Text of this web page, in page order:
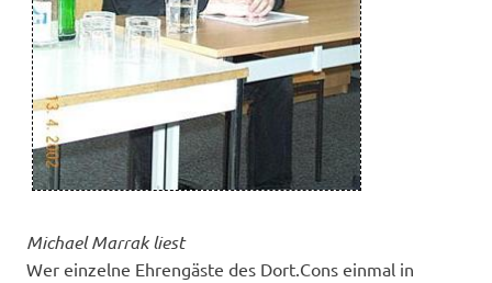
Michael Marrak liest
Wer einzelne Ehrengäste des Dort.Cons einmal in